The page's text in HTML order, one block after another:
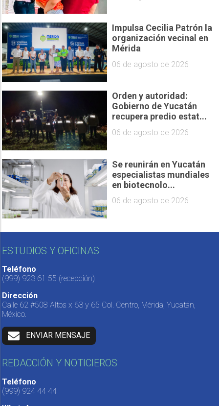
Impulsa Cecilia Patrón la
organización vecinal en
Mérida
06 de agosto de 2026
Orden y autoridad:
Gobierno de Yucatán
recupera predio estat...
06 de agosto de 2026
Se reunirán en Yucatán
especialistas mundiales
en biotecnolo...
06 de agosto de 2026
ESTUDIOS Y OFICINAS
Teléfono
(999) 923 61 55 (recepción)
Dirección
Calle 62 #508 Altos x 63 y 65 Col. Centro, Mérida, Yucatán,
México.
ENVIAR MENSAJE
REDACCIÓN Y NOTICIEROS
Teléfono
(999) 924 44 44